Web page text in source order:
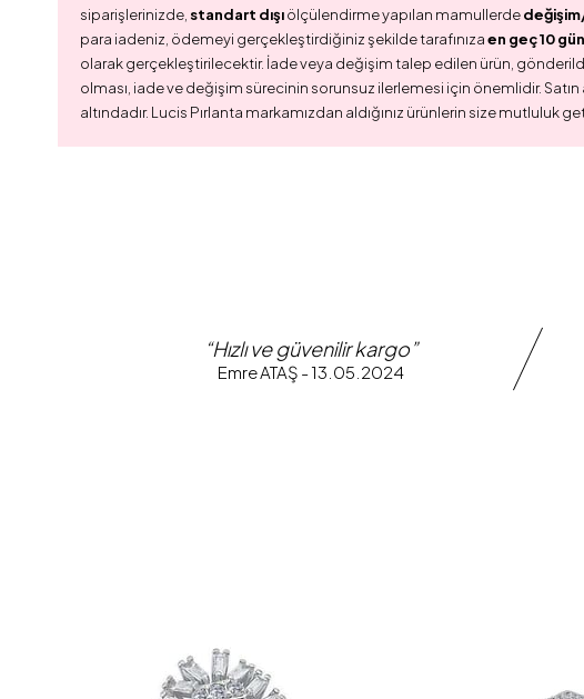
siparişlerinizde, standart dışıölçülendirme yapılan mamullerde
para iadeniz, ödemeyi gerçekleştirdiğiniz şekilde tarafınızaen geç 10 gün
olarak gerçekleştirilecektir. İade veya değişim talep edilen ürün,
olması, iade ve değişim sürecinin sorunsuz ilerlemesi için önemlidir. Satın
altındadır. Lucis Pırlanta markamızdan aldığınız ürünlerin size mutluluk
“Hızlı ve güvenilir kargo”
Emre ATAŞ - 13.05.2024